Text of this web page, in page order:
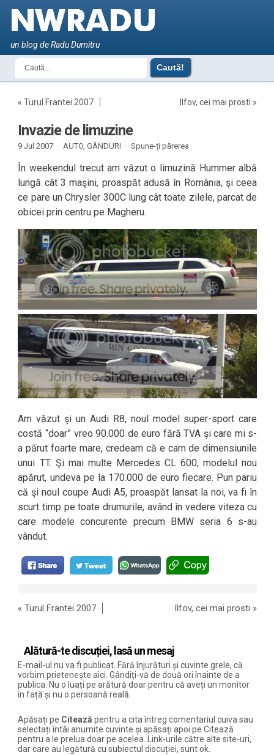
un blog de Radu Dumitru
«Turul Frantei 2007 Ilfov, cei mai prosti »
Invazie de limuzine
9 Jul 2007 · AUTO,GÂNDURI · Spune-ți părerea
În weekendul trecut am văzut o limuzină Hummer albă
lungă cât 3 maşini, proaspăt adusă în România, şi ceea
ce pare un Chrysler 300C lung cât toate zilele, parcat de
obicei prin centru pe Magheru.
Am văzut şi un Audi R8, noul model super-sport care
costă “doar” vreo 90.000 de euro fără TVA şi care mi s-
a părut foarte mare, credeam că e cam de dimensiunile
unui TT. Şi mai multe Mercedes CL 600, modelul nou
apărut, undeva pe la 170.000 de euro fiecare. Pun pariu
că şi noul coupe Audi A5, proaspăt lansat la noi, va fi în
scurt timp pe toate drumurile, având în vedere viteza cu
care modele concurente precum BMW seria 6 s-au
vândut.
«Turul Frantei 2007 Ilfov, cei mai prosti »
Alătură-te discuției, lasă un mesaj
E-mail-ul nu va fi publicat. Fără înjurături și cuvinte grele, că
vorbim prietenește aici. Gândiți-vă de două ori înainte de a
publica. Nu o luați pe arătură doar pentru că aveți un monitor
în față și nu o persoană reală.
Apăsați pe Citează pentru a cita întreg comentariul cuiva sau
selectați întâi anumite cuvinte și apăsați apoi pe Citează
pentru a le prelua doar pe acelea. Link-urile către alte site-uri,
dar care au legătură cu subiectul discuției, sunt ok.